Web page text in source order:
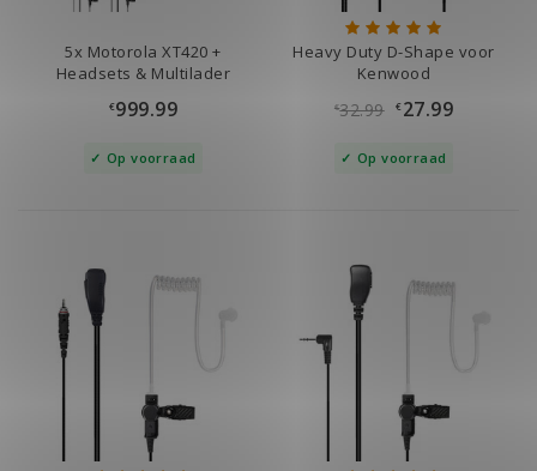
5x Motorola XT420 +
Headsets & Multilader
€999.99
Op voorraad
Heavy Duty D-Shape voor
Kenwood
€32.99 €27.99
Op voorraad